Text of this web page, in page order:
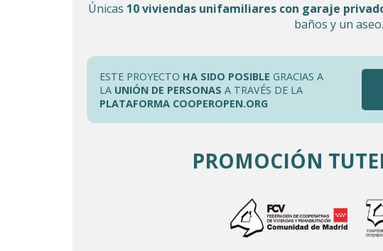
Únicas 10 viviendas unifamiliares con garaje
baños y un aseo.
ESTE PROYECTO HA SIDO POSIBLE GRACIAS A
LA UNIÓN DE PERSONAS A TRAVÉS DE LA
PLATAFORMA COOPEROPEN.ORG
PROMOCIÓN